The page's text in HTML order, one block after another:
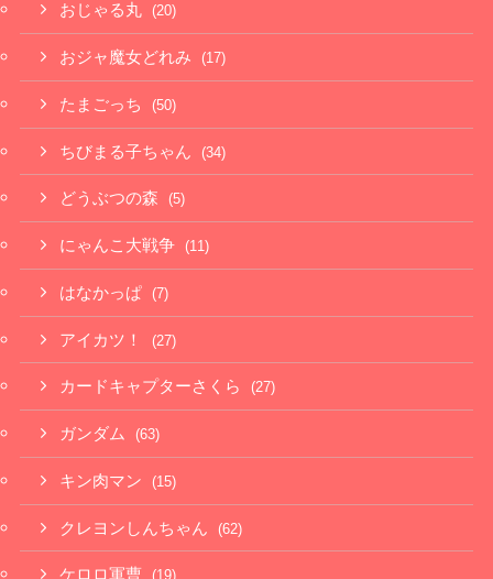
おじゃる丸 (20)
おジャ魔女どれみ (17)
たまごっち (50)
ちびまる子ちゃん (34)
どうぶつの森 (5)
にゃんこ大戦争 (11)
はなかっぱ (7)
アイカツ！ (27)
カードキャプターさくら (27)
ガンダム (63)
キン肉マン (15)
クレヨンしんちゃん (62)
ケロロ軍曹 (19)